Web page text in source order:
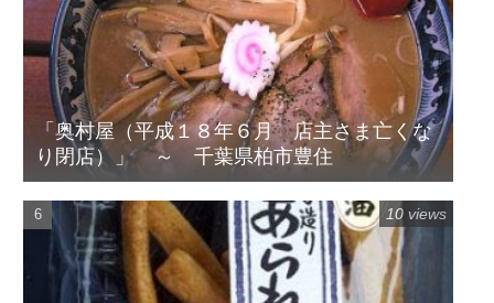
「奥村屋（平成１８年６月 店主さま亡くな
り閉店）」 ～ 千葉県柏市豊住
10 views